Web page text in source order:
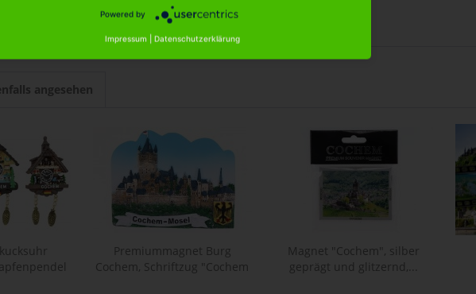
angesehen
Premiummagnet Burg
Cochem, Schriftzug "Cochem
Magnet "Cochem", silber
geprägt und glitzernd,...
Powered by
Impressum Datenschutzerklärung